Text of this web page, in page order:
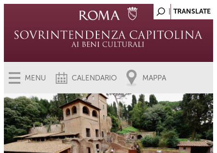
MENU CALENDARIO MAPPA